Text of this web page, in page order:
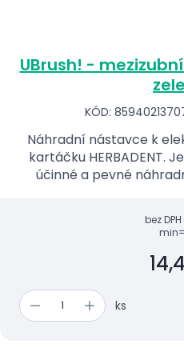
UBrush! -
KÓD:
Náhradní nástavce k
kartáčku HERBADENT.
účinné a pevné
bez DPH
ks